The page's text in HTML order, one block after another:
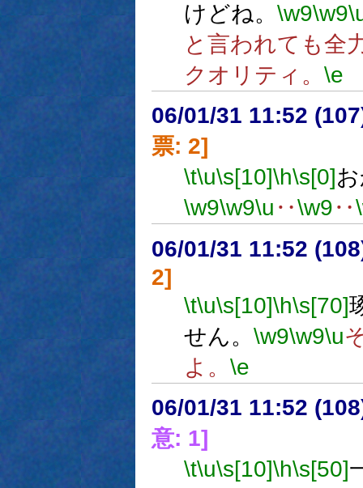
けどね。 \w9\w9
と言われても全
クオリティ。 \e
06/01/31 11:52
票: 2]
\t\u\s[10]\h\s[0]
\w9\w9\u ‥\w9‥
06/01/31 11:52
2]
\t\u\s[10]\h\s[70]
せん。 \w9\w9\u
よ。 \e
06/01/31 11:52
意: 1]
\t\u\s[10]\h\s[50]